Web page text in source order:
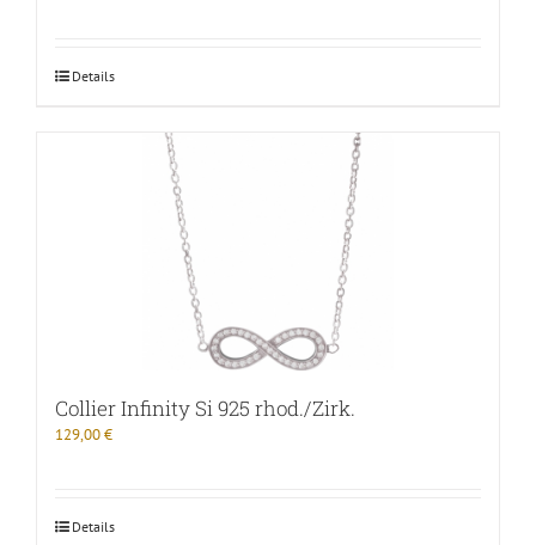
Details
Collier Infinity Si 925 rhod./Zirk.
129,00€
Details